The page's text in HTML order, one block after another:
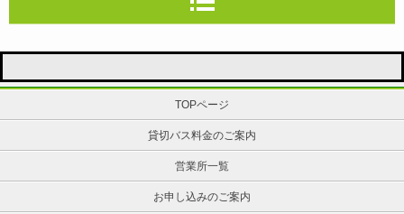
TOPページ
貸切バス料金のご案内
営業所一覧
お申し込みのご案内